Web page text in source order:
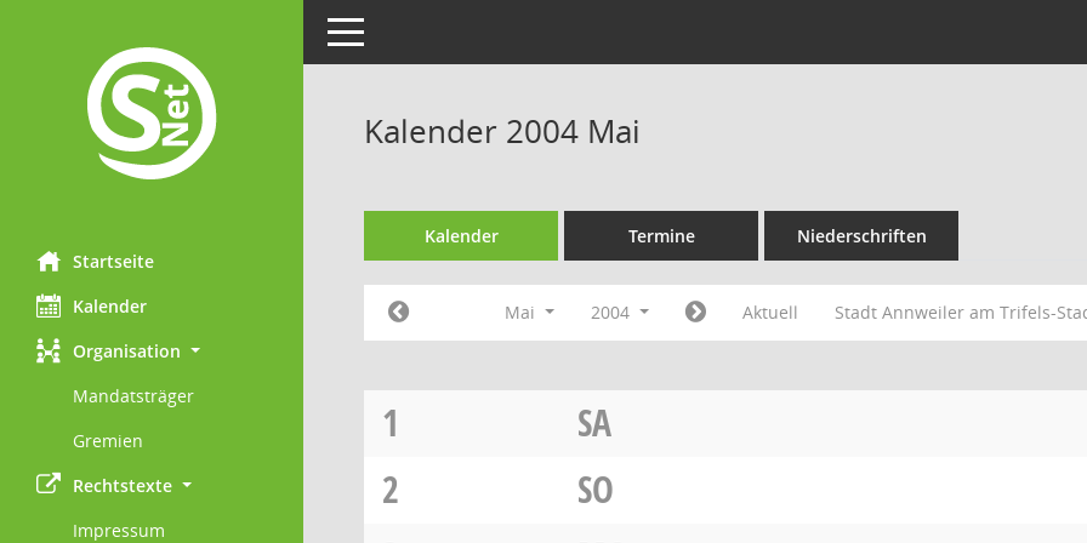
Startseite
Kalender
Organisation
Mandatsträger
Gremien
Rechtstexte
Impressum
Toggle navigation
Kalender 2004 Mai
Kalender Termine Niederschriften
Mai 2004 Aktuell Stadt Annweiler am Trifels-
1
SA
2
SO